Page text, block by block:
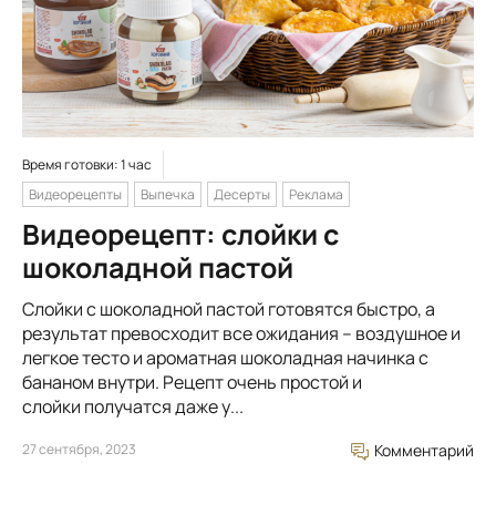
Время готовки: 1 час
Видеорецепты
Выпечка Десерты Реклама
Видеорецепт: слойки с
шоколадной пастой
Слойки с шоколадной пастой готовятся быстро, а
результат превосходит все ожидания – воздушное и
легкое тесто и ароматная шоколадная начинка с
бананом внутри. Рецепт очень простой и
слойки получатся даже у...
27 сентября, 2023 Комментарий